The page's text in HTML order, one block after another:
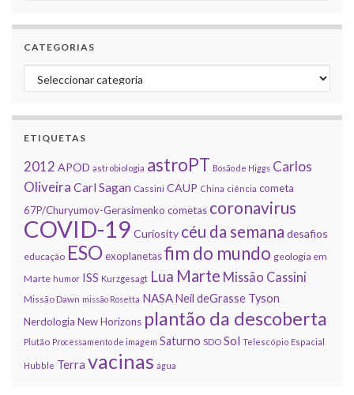
CATEGORIAS
Categorias
ETIQUETAS
2012 APOD astrobiologia astroPT Bosão de Higgs Carlos
Oliveira Carl Sagan Cassini CAUP China ciência cometa
67P/Churyumov-Gerasimenko cometas coronavirus
COVID-19 Curiosity céu da semana desafios
educação ESOexoplanetasfim do mundo geologia em
Marte humor ISS Kurzgesagt Lua Marte Missão Cassini
Missão Dawn missão Rosetta NASANeil deGrasse Tyson
Nerdologia New Horizons plantão da descoberta
Plutão Processamento de imagem Saturno SDO Sol Telescópio Espacial
Hubble Terra vacinas água